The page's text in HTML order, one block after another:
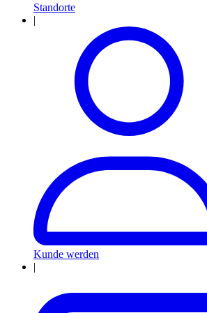
Standorte
Kunde werden
|